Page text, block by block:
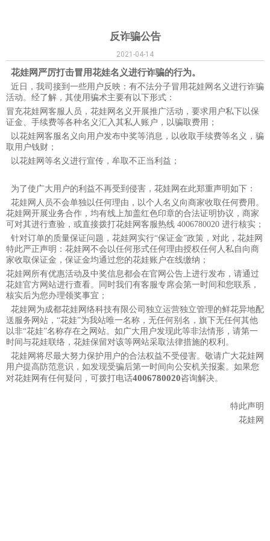
反诈骗公告
2021-04-14
花娃网严厉打击冒用花娃名义进行诈骗的行为。
近日，我司接到一些用户反映：有不法分子冒用花娃网名义进行诈骗
活动。经了解，其使用骗术主要有以下形式：
冒充花娃网客服人员，花娃网名义开展推广活动，要求用户私下以保
证金、手续费等各种名义汇入其私人账户，以骗取费用；
以花娃网客服名义向用户发布中奖等消息，以收取手续费等名义，骗
取用户钱财；
以花娃网等名义进行宣传，牟取不正当利益；
为了使广大用户的利益不再受到侵害，花娃网在此郑重声明如下：
花娃网人员不会单独以任何理由，以个人名义向商家收取任何费用。
花娃网开展业务合作，均有线上加盖红色印章的合法证明协议，商家
可对其进行查验，或直接拨打花娃网客服热线 4006780020 进行核实；
针对订单的质量保证问题，花娃网实行“保证金”政策，对此，花娃网
特此严正声明：花娃网不会以任何形式任何理由授权任何人私自向商
家收取保证金，保证金均通过您的花娃账户在线缴纳；
花娃网所有优惠活动及中奖信息都会在官网公告上进行发布，请通过
花娃官方网站进行查看。同时我们有客服专席会第一时间和您联系，
核实后为您办理领奖事宜；
花娃网为成都花娃网络科技有限公司独立运营独立管理的鲜花异地配
送服务网站，“花娃”为我站唯一名称，无任何别名，旗下无任何其他
以非“花娃”名称存在之网站。如广大用户发现此等非法情形，请第一
时间与花娃联络，花娃保留对该等网站采取法律措施的权利。
花娃网将尽最大努力保护用户的合法权益不受侵害。敬请广大花娃网
用户提高防范意识，如发现受骗后第一时间向公安机关报案。如果您
对花娃网有任何疑问，可拨打电话4006780020咨询解决。
特此声明
花娃网